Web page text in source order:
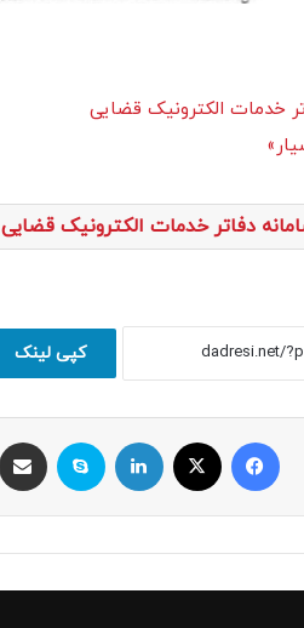
خدمات الکترونیک قضایی
دفاتر خدمات الکترونیک قضایی
کپی لینک
فیسبوک ایکس لینکداین اسکایپ